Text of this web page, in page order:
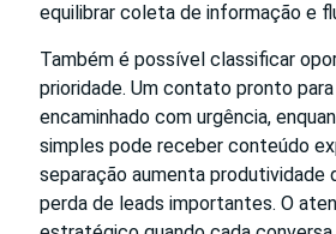
equilibrar coleta de informação e
Também é possível classificar
prioridade. Um contato pronto
encaminhado com urgência,
simples pode receber conteúdo
separação aumenta produtividade
perda de leads importantes. O